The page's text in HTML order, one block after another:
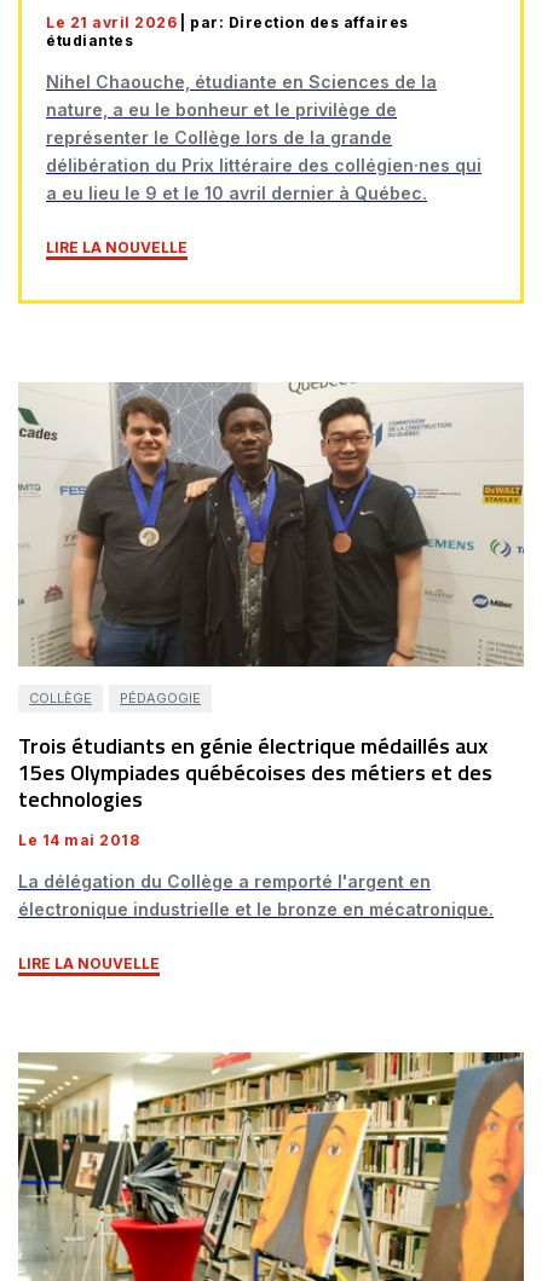
Le 21 avril 2026
| par: Direction des affaires
étudiantes
Nihel Chaouche, étudiante en Sciences de la
nature, a eu le bonheur et le privilège de
représenter le Collège lors de la grande
délibération du Prix littéraire des collégien·nes qui
a eu lieu le 9 et le 10 avril dernier à Québec.
LIRE LA NOUVELLE
COLLÈGE PÉDAGOGIE
Trois étudiants en génie électrique médaillés aux
15es Olympiades québécoises des métiers et des
technologies
Le 14 mai 2018
La délégation du Collège a remporté l'argent en
électronique industrielle et le bronze en mécatronique.
LIRE LA NOUVELLE